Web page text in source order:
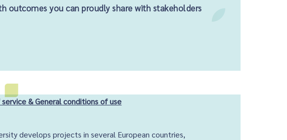
outcomes you can proudly share with stakeholders
& General conditions of use
develops projects in several European countries,